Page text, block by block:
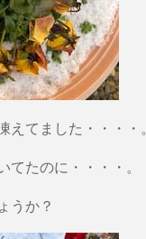
てました・・・・。
たのに・・・・。
うか？